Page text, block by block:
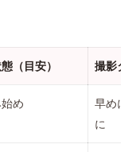
（目安） 撮影タ
め
早めに
に